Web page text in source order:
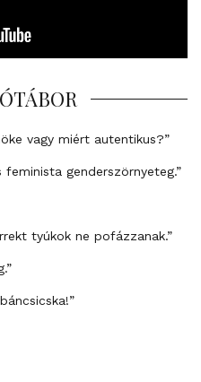
vagy miért autentikus?”
genderszörnyeteg.”
tyúkok ne pofázzanak.”